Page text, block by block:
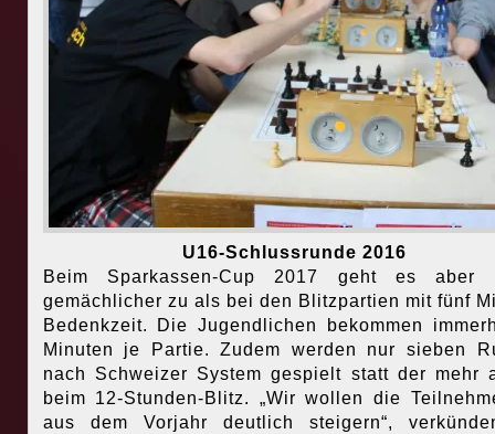
U16-Schlussrunde 2016
Beim Sparkassen-Cup 2017 geht es aber
gemächlicher zu als bei den Blitzpartien mit fünf
Bedenkzeit. Die Jugendlichen bekommen
Minuten je Partie. Zudem werden nur sieben
nach Schweizer System gespielt statt der mehr
beim 12-Stunden-Blitz. „Wir wollen die
aus dem Vorjahr deutlich steigern“,